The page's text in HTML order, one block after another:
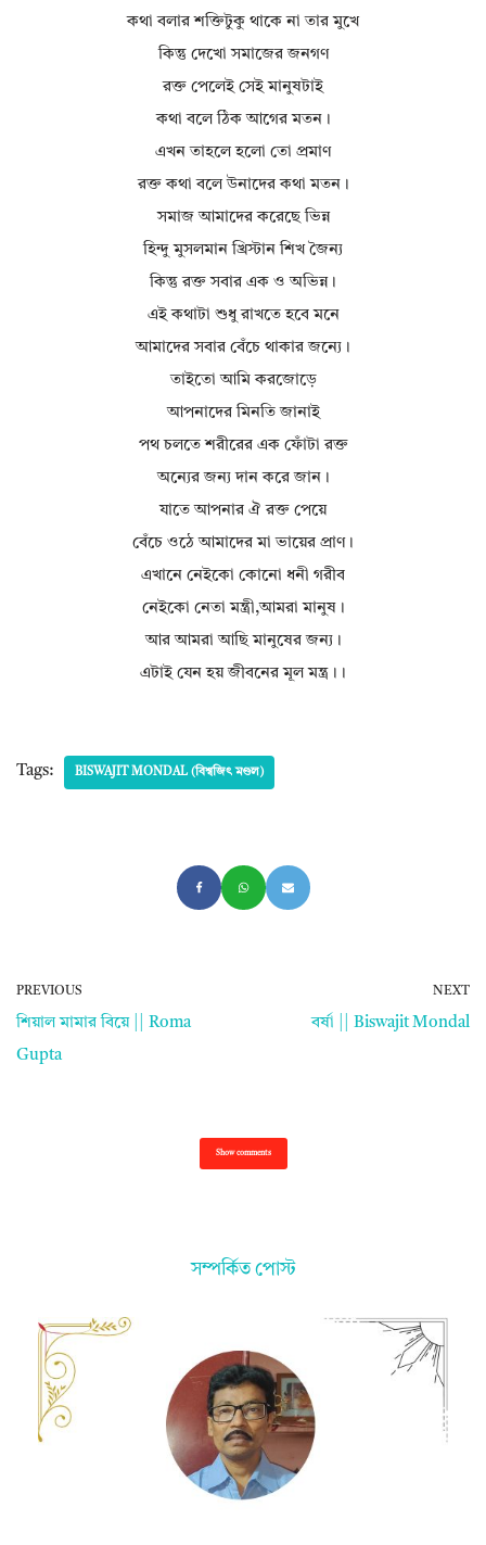
কথা বলার শক্তিটুকু থাকে না তার মুখে
কিন্তু দেখো সমাজের জনগণ
রক্ত পেলেই সেই মানুষটাই
কথা বলে ঠিক আগের মতন।
এখন তাহলে হলো তো প্রমাণ
রক্ত কথা বলে উনাদের কথা মতন।
সমাজ আমাদের করেছে ভিন্ন
হিন্দু মুসলমান খ্রিস্টান শিখ জৈন্য
কিন্তু রক্ত সবার এক ও অভিন্ন।
এই কথাটা শুধু রাখতে হবে মনে
আমাদের সবার বেঁচে থাকার জন্যে।
তাইতো আমি করজোড়ে
আপনাদের মিনতি জানাই
পথ চলতে শরীরের এক ফোঁটা রক্ত
অন্যের জন্য দান করে জান।
যাতে আপনার ঐ রক্ত পেয়ে
বেঁচে ওঠে আমাদের মা ভায়ের প্রাণ।
এখানে নেইকো কোনো ধনী গরীব
নেইকো নেতা মন্ত্রী,আমরা মানুষ।
আর আমরা আছি মানুষের জন্য।
এটাই যেন হয় জীবনের মূল মন্ত্র।।
Tags: BISWAJIT MONDAL (বিশ্বজিৎ মণ্ডল)
PREVIOUS
শিয়াল মামার বিয়ে || Roma
Gupta
NEXT
বর্ষা || Biswajit Mondal
Show comments
সম্পর্কিত পোস্ট